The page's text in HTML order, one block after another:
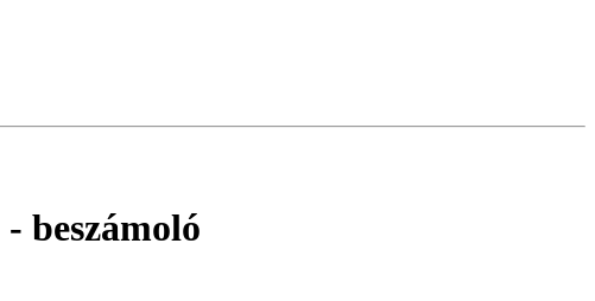
- beszámoló